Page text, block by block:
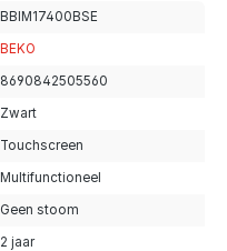
BBIM17400BSE
BEKO
8690842505560
Zwart
Touchscreen
Multifunctioneel
Geen stoom
2 jaar